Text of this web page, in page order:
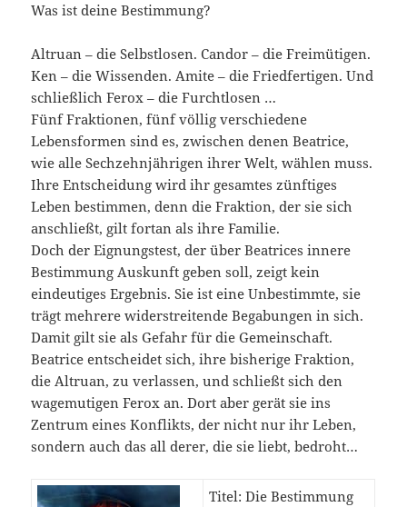
Was ist deine Bestimmung?
Altruan – die Selbstlosen. Candor – die Freimütigen.
Ken – die Wissenden. Amite – die Friedfertigen. Und
schließlich Ferox – die Furchtlosen …
Fünf Fraktionen, fünf völlig verschiedene
Lebensformen sind es, zwischen denen Beatrice,
wie alle Sechzehnjährigen ihrer Welt, wählen muss.
Ihre Entscheidung wird ihr gesamtes zünftiges
Leben bestimmen, denn die Fraktion, der sie sich
anschließt, gilt fortan als ihre Familie.
Doch der Eignungstest, der über Beatrices innere
Bestimmung Auskunft geben soll, zeigt kein
eindeutiges Ergebnis. Sie ist eine Unbestimmte, sie
trägt mehrere widerstreitende Begabungen in sich.
Damit gilt sie als Gefahr für die Gemeinschaft.
Beatrice entscheidet sich, ihre bisherige Fraktion,
die Altruan, zu verlassen, und schließt sich den
wagemutigen Ferox an. Dort aber gerät sie ins
Zentrum eines Konflikts, der nicht nur ihr Leben,
sondern auch das all derer, die sie liebt, bedroht…
Titel: Die Bestimmung